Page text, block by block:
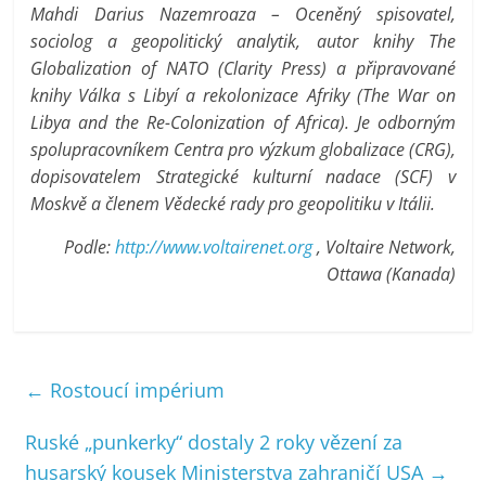
Mahdi Darius Nazemroaza – Oceněný spisovatel,
sociolog a geopolitický analytik, autor knihy The
Globalization of NATO (Clarity Press) a připravované
knihy Válka s Libyí a rekolonizace Afriky (The War on
Libya and the Re-Colonization of Africa). Je odborným
spolupracovníkem Centra pro výzkum globalizace (CRG),
dopisovatelem Strategické kulturní nadace (SCF) v
Moskvě a členem Vědecké rady pro geopolitiku v Itálii.
Podle:http://www.voltairenet.org, Voltaire Network,
Ottawa (Kanada)
← Rostoucí impérium
Ruské „punkerky“ dostaly 2 roky vězení za
husarský kousek Ministerstva zahraničí USA →